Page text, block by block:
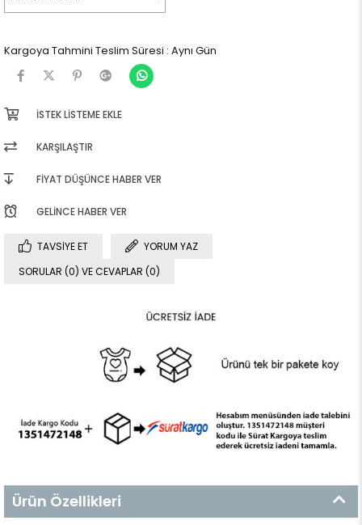
Kargoya Tahmini Teslim Süresi : Aynı Gün
İSTEK LISTEME EKLE
KARŞILAŞTIR
FIYAT DÜŞÜNCE HABER VER
GELINCE HABER VER
TAVSIYE ET
YORUM YAZ
SORULAR (0) VE CEVAPLAR (0)
Ürün Özellikleri